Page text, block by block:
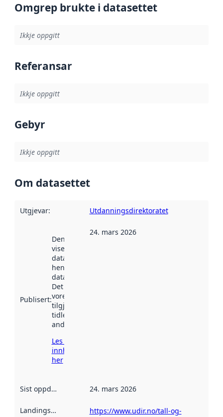
Omgrep brukte i datasettet
Ikkje oppgitt
Referansar
Ikkje oppgitt
Gebyr
Ikkje oppgitt
Om datasettet
Utgjevar: Utdanningsdirektoratet
Publisert:
Denne datoen
viser når
datasettet vart
henta inn av
data.norge.no.
Det kan ha
vore
tilgjengeleg
tidlegare
andre stader.
Les meir om
innhenting
her
24. mars 2026
Sist oppdatert 24. mars 2026
Landingsside
https://www.udir.no/tall-og-